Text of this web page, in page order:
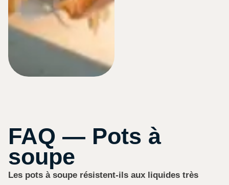
FAQ — Pots à
soupe
Les pots à soupe résistent-ils aux liquides très